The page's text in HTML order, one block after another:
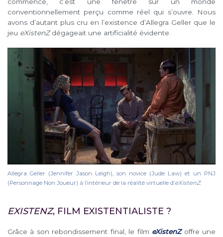
conventionnellement perçu comme réel qui s’ouvre. Nous
avons d’autant plus cru en l’existence d’Allegra Geller que le
jeu eXistenZdégageait une artificialité évidente.
Allegra Geller (Jennifer Jason Leigh), son novice (Jude Law) et un PNJ
(Personnage Non Joueur) à l’intérieur de la réalité virtuelle d’eXistenZ.
EXISTENZ, FILM EXISTENTIALISTE ?
Grâce à son rebondissement final, le film eXistenZoffre une